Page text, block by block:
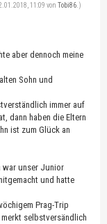
11:09 von Tobi86 .)
aber dennoch meine
Sohn und
immer auf
dann haben die Eltern
ist zum Glück an
war unser Junior
und hatte
Prag-Trip
selbstversändlich